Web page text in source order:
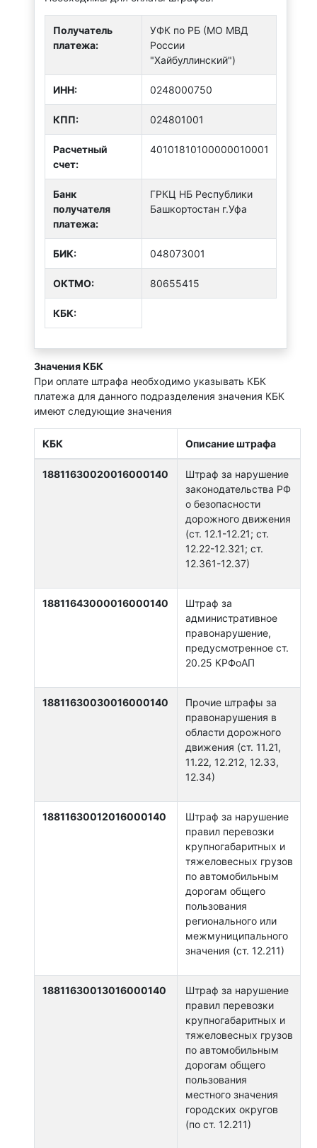
Получатель
платежа:
УФК по РБ (МО МВД
России
"Хайбуллинский")
ИНН: 0248000750
КПП: 024801001
Расчетный
счет:
40101810100000010001
Банк
получателя
платежа:
ГРКЦ НБ Республики
Башкортостан г.Уфа
БИК: 048073001
ОКТMО: 80655415
КБК:
Значения КБК
При оплате штрафа необходимо указывать КБК
платежа для данного подразделения значения КБК
имеют следующие значения
КБК Описание штрафа
18811630020016000140
Штраф за нарушение
законодательства РФ
о безопасности
дорожного движения
(ст. 12.1-12.21; ст.
12.22-12.321; ст.
12.361-12.37)
18811643000016000140
Штраф за
административное
правонарушение,
предусмотренное ст.
20.25 КРФоАП
18811630030016000140
Прочие штрафы за
правонарушения в
области дорожного
движения (ст. 11.21,
11.22, 12.212, 12.33,
12.34)
18811630012016000140
Штраф за нарушение
правил перевозки
крупногабаритных и
тяжеловесных грузов
по автомобильным
дорогам общего
пользования
регионального или
межмуниципального
значения (ст. 12.211)
18811630013016000140
Штраф за нарушение
правил перевозки
крупногабаритных и
тяжеловесных грузов
по автомобильным
дорогам общего
пользования
местного значения
городских округов
(по ст. 12.211)